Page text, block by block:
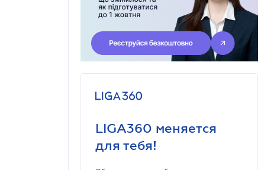
LIGA360 меняется
для тебя!